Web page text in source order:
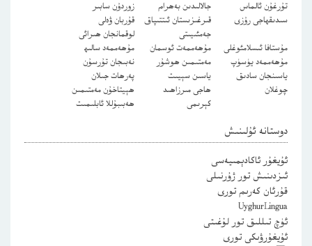
تۇرغۇن ئالماس
جالالىدىن بەھرام
زوردۇن سابىر
سىدىقھاجى رۇزى
قىرغىزىستان ئىتتىپاق
جەمئىيىتى
قۇربان ۋەلى
لوقمانجان ھىرائى
مۇستافا ئىسلامئوغلى
مۇھەممەت ئوسمان
مۇھەممەد سالىھ
مۇھەممەد يۈسۈپ
مەمتىمىن ھوشۇر
نەبىجان تۇرسۇن
ياسىنجان سادىق
چوغلان
ياسىن سېيىت
پەرھات جىلان
ھاجى مىرزاھىد
كېرىمى
ھېيتاخۇن مەمتىمىن
ھەبىبۇللا ئابلىمىت
دوستانە ئۇلىنىش
ئۇيغۇر ئاكادېمىيەسى
ئىزدىنىش تور ژۇرنىلى
قۇرئان كەرىم تورى
UyghurLingua
ئۈچ تىللىق تور لۇغىتى
ئۇيغۇرۋىكى تورى